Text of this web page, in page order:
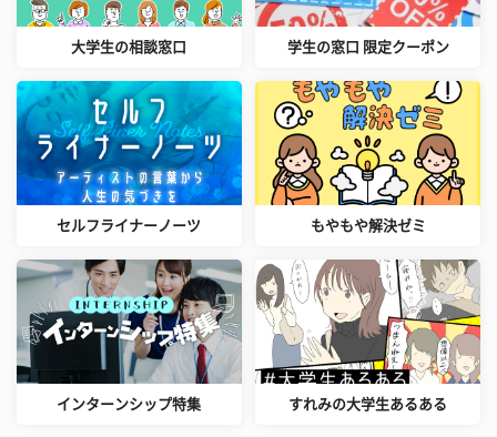
大学生の相談窓口 学生の窓口 限定クーポン
セルフライナーノーツ もやもや解決ゼミ
インターンシップ特集 すれみの大学生あるある